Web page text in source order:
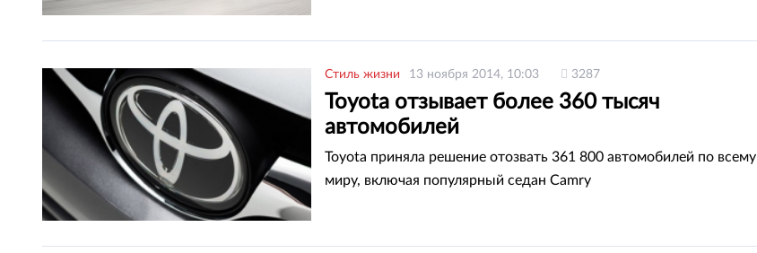
Стиль жизни 13 ноября 2014, 10:03 3287
Toyota отзывает более 360 тысяч
автомобилей
Toyota приняла решение отозвать 361 800 автомобилей по всему
миру, включая популярный седан Camry